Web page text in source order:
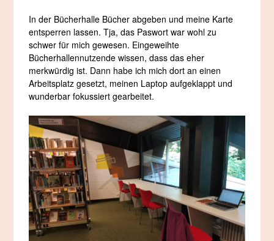
In der Bücherhalle Bücher abgeben und meine Karte
entsperren lassen. Tja, das Paswort war wohl zu
schwer für mich gewesen. Eingeweihte
Bücherhallennutzende wissen, dass das eher
merkwürdig ist. Dann habe ich mich dort an einen
Arbeitsplatz gesetzt, meinen Laptop aufgeklappt und
wunderbar fokussiert gearbeitet.